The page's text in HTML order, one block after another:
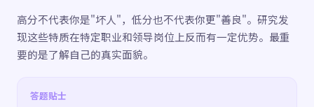
高分不代表你是"坏人"，低分也不代表你更"善良"。研究发
现这些特质在特定职业和领导岗位上反而有一定优势。最重
要的是了解自己的真实面貌。
答题贴士